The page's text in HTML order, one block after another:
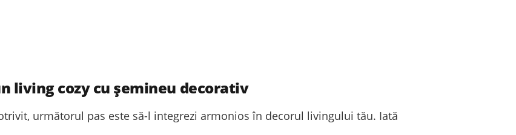
living cozy cu șemineu decorativ
următorul pas este să-l integrezi armonios în decorul livingului tău. Iată